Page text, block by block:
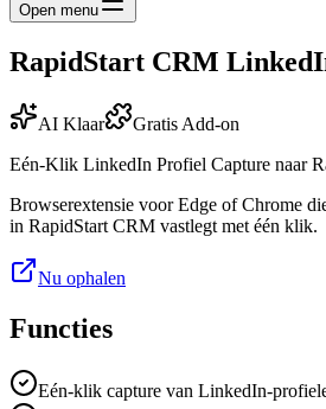
Open menu
RapidStart CRM
AI Klaar
Gratis Add-on
Eén-Klik LinkedIn Profiel Capture naar
Browserextensie voor Edge of Chrome
in RapidStart CRM vastlegt met één klik.
Nu ophalen
Functies
Eén-klik capture van LinkedIn-